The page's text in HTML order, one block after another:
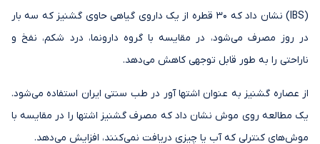
(IBS) نشان داد که 30 قطره از یک داروی گیاهی حاوی گشنیز که سه بار
در روز مصرف می‌شود، در مقایسه با گروه دارونما، درد شکم، نفخ و
ناراحتی را به طور قابل توجهی کاهش می‌دهد.
از عصاره گشنیز به عنوان اشتها آور در طب سنتی ایران استفاده می‌شود.
یک مطالعه روی موش نشان داد که مصرف گشنیز اشتها را در مقایسه با
موش‌های کنترلی که آب یا چیزی دریافت نمی‌کنند، افزایش می‌دهد.